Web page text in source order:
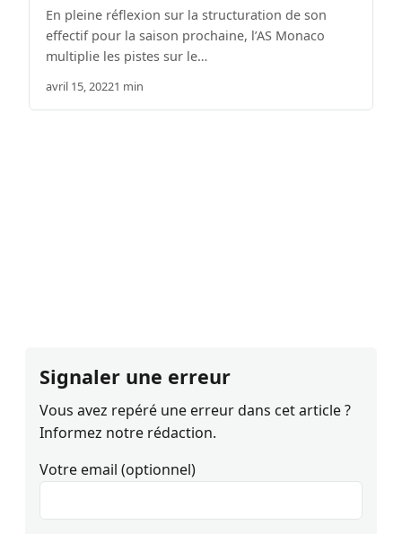
En pleine réflexion sur la structuration de son
effectif pour la saison prochaine, l’AS Monaco
multiplie les pistes sur le…
avril 15, 20221 min
Signaler une erreur
Vous avez repéré une erreur dans cet article ?
Informez notre rédaction.
Votre email (optionnel)